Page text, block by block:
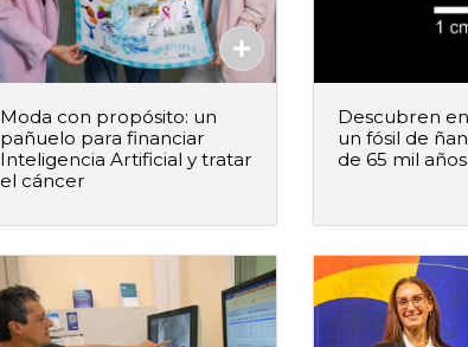
Moda con propósito: un
pañuelo para financiar
Inteligencia Artificial y tratar
el cáncer
Descubren
un fósil de
de 65 mil años